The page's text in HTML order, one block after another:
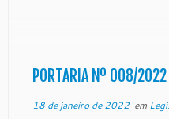
PORTARIA Nº 008/
18 de janeiro de 2022em